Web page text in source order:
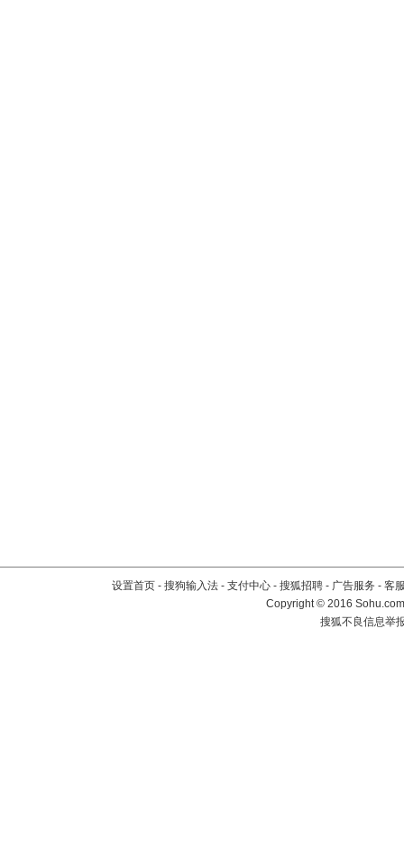
设置首页 - 搜狗输入法 - 支付中心 - 搜狐招聘 - 广告服务 - 客
Copyright©2016
搜狐不良信息举